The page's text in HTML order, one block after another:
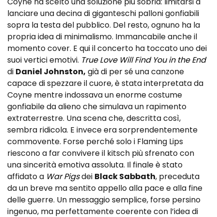
lanciare una decina di giganteschi palloni gonfiabili
sopra la testa del pubblico. Del resto, ognuno ha la
propria idea di minimalismo. Immancabile anche il
momento cover. E qui il concerto ha toccato uno dei
suoi vertici emotivi. True Love Will Find You in the End
di Daniel Johnston, già di per sé una canzone
capace di spezzare il cuore, è stata interpretata da
Coyne mentre indossava un enorme costume
gonfiabile da alieno che simulava un rapimento
extraterrestre. Una scena che, descritta così,
sembra ridicola. E invece era sorprendentemente
commovente. Forse perché solo i Flaming Lips
riescono a far convivere il kitsch più sfrenato con
una sincerità emotiva assoluta. Il finale è stato
affidato a War Pigsdei Black Sabbath, preceduta
da un breve ma sentito appello alla pace e alla fine
delle guerre. Un messaggio semplice, forse persino
ingenuo, ma perfettamente coerente con l’idea di